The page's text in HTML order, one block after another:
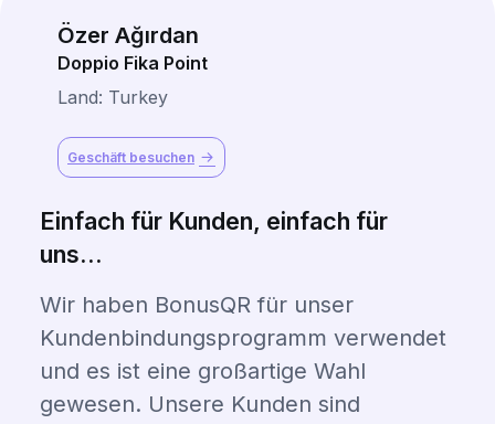
Özer Ağırdan
Doppio Fika Point
Land: Turkey
Geschäft besuchen
Einfach für Kunden, einfach für
uns...
Wir haben BonusQR für unser
Kundenbindungsprogramm verwendet
und es ist eine großartige Wahl
gewesen. Unsere Kunden sind